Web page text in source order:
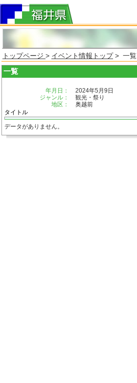
トップページ > イベント情報トップ> 一覧
一覧
年月日：
2024年5月9日
ジャンル：
観光・祭り
地区：
奥越前
タイトル
データがありません。